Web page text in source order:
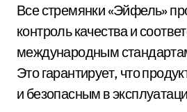
Все стремянки «Эйфель»
контроль качества и
международным
Это гарантирует, что
и безопасным в